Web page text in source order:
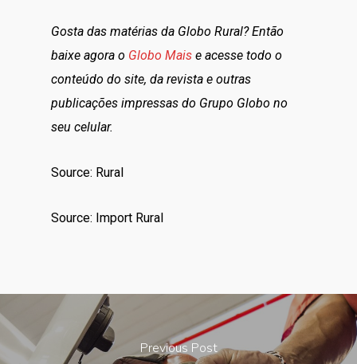
Gosta das matérias da Globo Rural? Então
baixe agora o Globo Mais e acesse todo o
conteúdo do site, da revista e outras
publicações impressas do Grupo Globo no
seu celular.
Source: Rural
Source: Import Rural
Previous Post